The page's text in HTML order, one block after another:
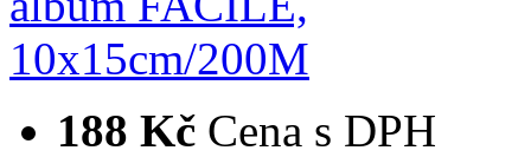
188 Kč Cena s DPH